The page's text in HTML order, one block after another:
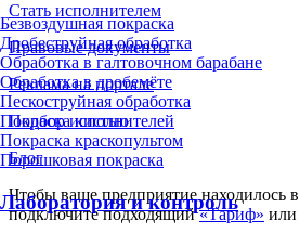
Безвоздушная покраска
Дробеструйная обработка
Обработка в галтовочном барабане
Обработка в дробемёте
Пескоструйная обработка
Покраска кистью
Покраска краскопультом
Порошковая покраска
Лаборатория и контроль
Стать исполнителем
Правовые документы
Реклама на портале
Подбор исполнителей
Блог
Чтобы ваше предприятие находилось
подключите подходящий«Тариф» или